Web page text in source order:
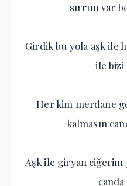
sırrım var
Girdik bu yola aşk ile
ile bizi
Her kim merdane
kalmasın
Aşk ile giryan